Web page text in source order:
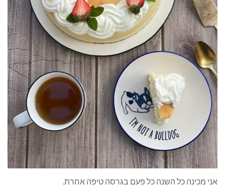
אני מכינה כל השנה כל פעם בגרסה טיפה אחרת.